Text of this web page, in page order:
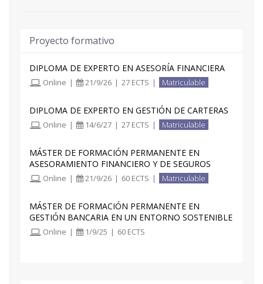
Proyecto formativo
DIPLOMA DE EXPERTO EN ASESORÍA FINANCIERA
Online | 21/9/26 | 27 ECTS | Matriculable
DIPLOMA DE EXPERTO EN GESTIÓN DE CARTERAS
Online | 14/6/27 | 27 ECTS | Matriculable
MÁSTER DE FORMACIÓN PERMANENTE EN
ASESORAMIENTO FINANCIERO Y DE SEGUROS
Online | 21/9/26 | 60 ECTS | Matriculable
MÁSTER DE FORMACIÓN PERMANENTE EN
GESTIÓN BANCARIA EN UN ENTORNO SOSTENIBLE
Online | 1/9/25 | 60 ECTS